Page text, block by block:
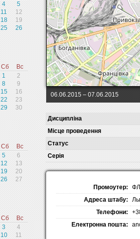
4
5
11
12
18
19
25
26
Сб
Вс
1
2
8
9
15
16
22
23
29
30
Сб
Вс
5
6
12
13
19
20
26
27
Сб
Вс
3
4
10
11
06.06.2015 – 07.06.2015
Дисципліна
Місце проведення
Статус
Серія
Промоутер:
Адреса штабу:
Телефони:
Електронна пошта: